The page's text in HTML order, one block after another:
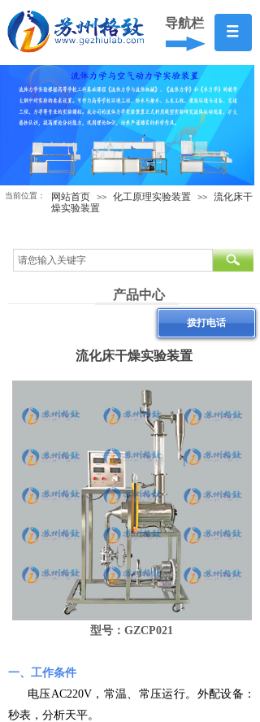
导航栏
当前位置： 网站首页 >> 化工原理实验装置 >>
流化床干
燥实验装置
产品中心
拨打电话
流化床干燥实验装置
型号：GZCP021
一、工作条件
电压AC220V，常温、常压运行。外配设备：
秒表，分析天平。